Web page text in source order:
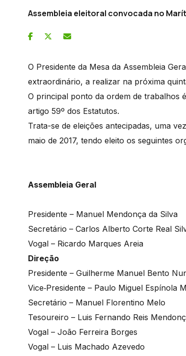
Assembleia eleitoral convocada no
O Presidente da Mesa da Assembleia
extraordinário, a realizar na próxima
O principal ponto da ordem de trabalhos
artigo 59º dos Estatutos.
Trata-se de eleições antecipadas, uma
maio de 2017, tendo eleito os seguintes
Assembleia­ Geral
Presidente – Manuel Mendonça da Silva
Secretário – Carlos Alberto Corte Real
Vogal – Ricardo Marques Areia
Direção
Presidente – Guilherme Manuel Bento
Vice‐Presidente – Paulo Miguel Espínola
Secretário – Manuel Florentino Melo
Tesoureiro – Luis Fernando Reis
Vogal – João Ferreira Borges
Vogal – Luis Machado Azevedo